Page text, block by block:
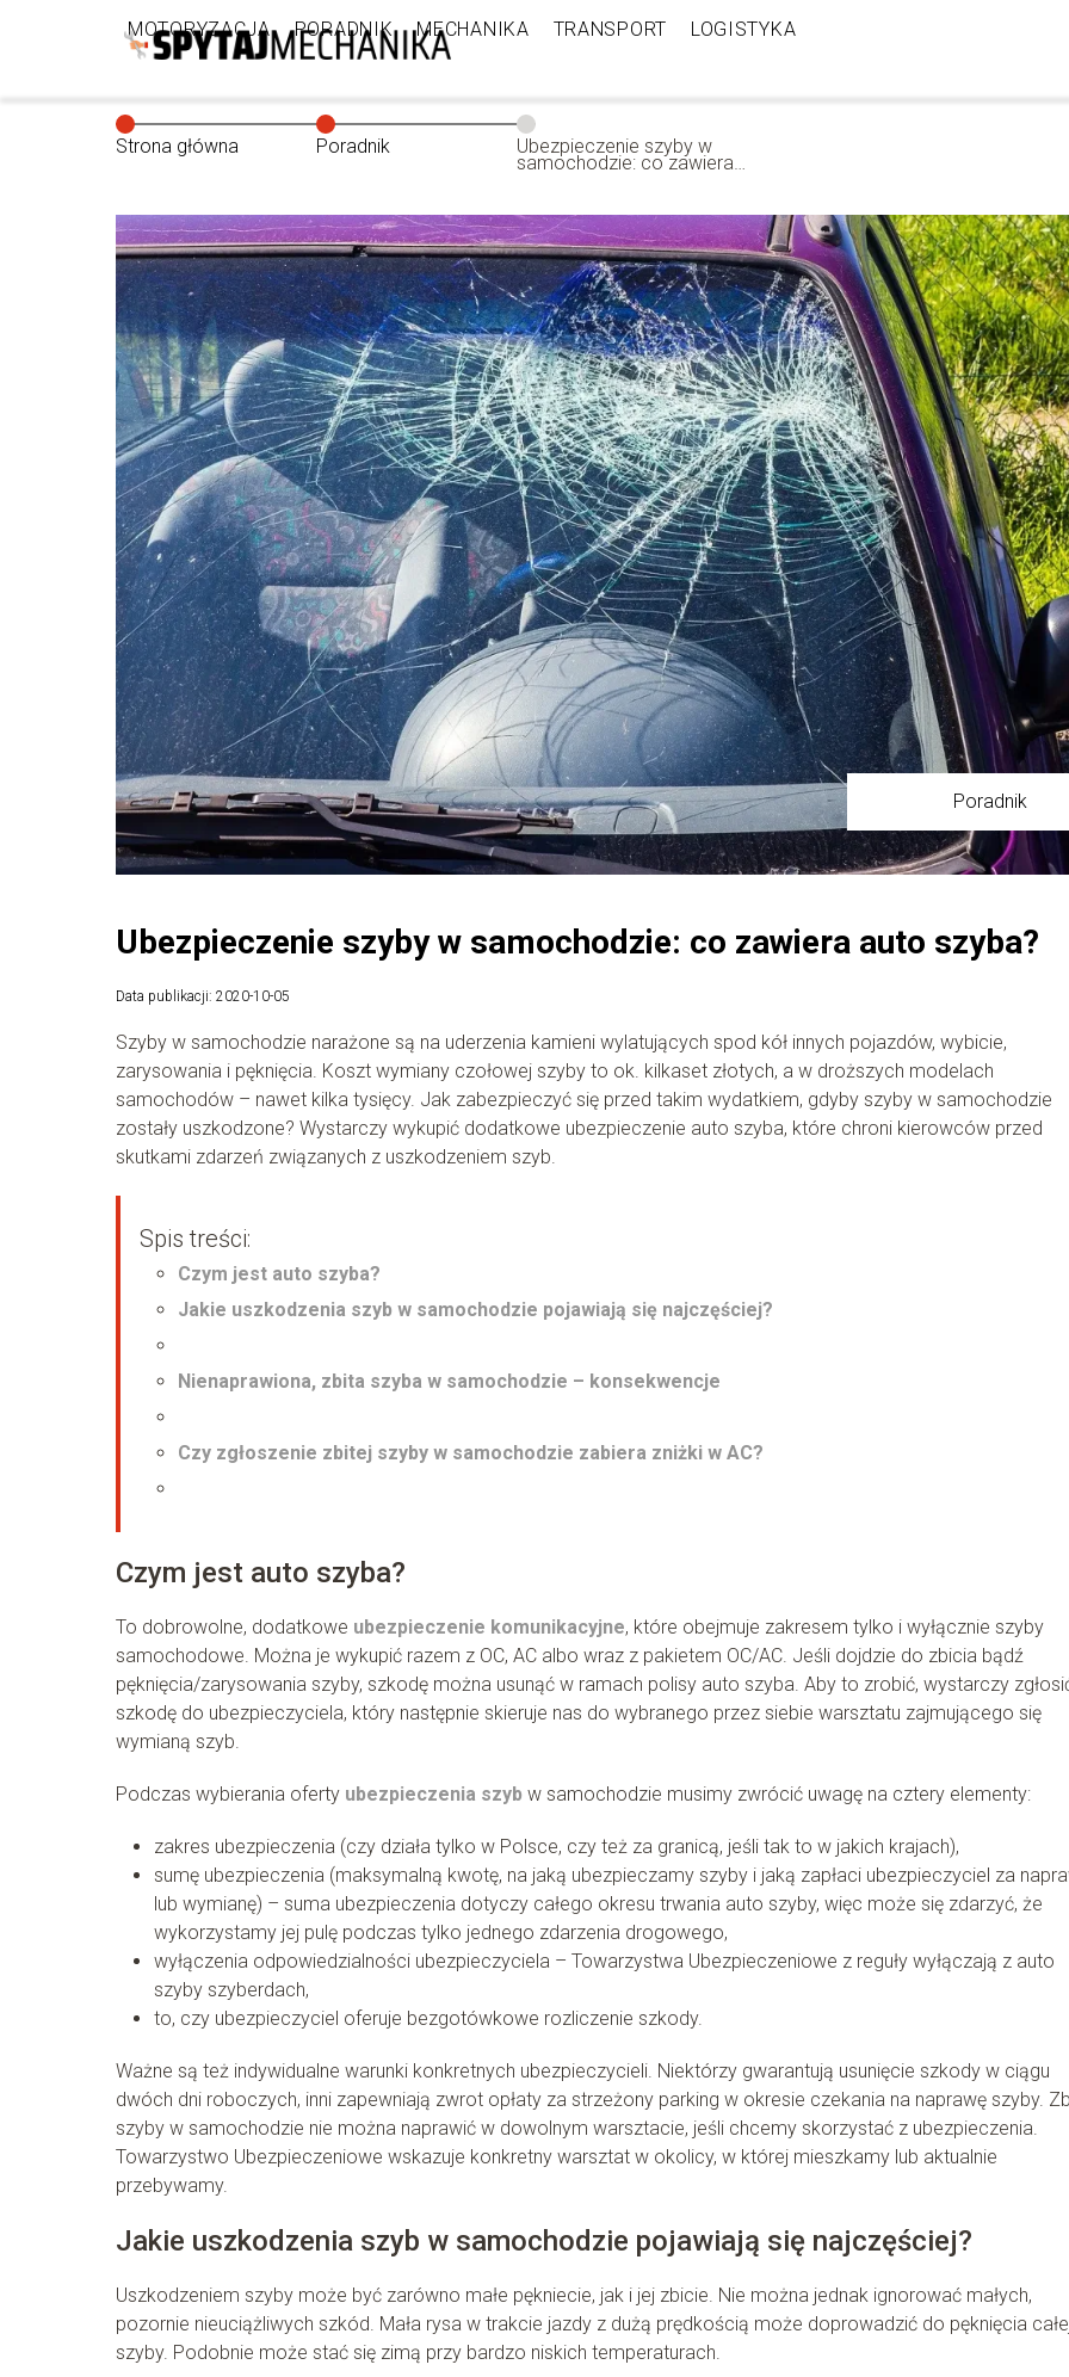
MOTORYZACJA PORADNIK MECHANIKA TRANSPORT LOGISTYKA
Strona główna Poradnik Ubezpieczenie szyby w
samochodzie: co zawiera
Poradnik
Ubezpieczenie szyby w samochodzie: co zawiera auto szyba?
Data publikacji: 2020-10-05
Szyby w samochodzie narażone są na uderzenia kamieni wylatujących spod kół innych pojazdów, wybicie,
zarysowania i pęknięcia. Koszt wymiany czołowej szyby to ok. kilkaset złotych, a w droższych modelach
samochodów – nawet kilka tysięcy. Jak zabezpieczyć się przed takim wydatkiem, gdyby szyby w samochodzie
zostały uszkodzone? Wystarczy wykupić dodatkowe ubezpieczenie auto szyba, które chroni kierowców przed
skutkami zdarzeń związanych z uszkodzeniem szyb.
Spis treści:
Czym jest auto szyba?
Jakie uszkodzenia szyb w samochodzie pojawiają się najczęściej?
Nienaprawiona, zbita szyba w samochodzie – konsekwencje
Czy zgłoszenie zbitej szyby w samochodzie zabiera zniżki w AC?
Czym jest auto szyba?
To dobrowolne, dodatkowe ubezpieczenie komunikacyjne, które obejmuje zakresem tylko i wyłącznie szyby
samochodowe. Można je wykupić razem z OC, AC albo wraz z pakietem OC/AC. Jeśli dojdzie do zbicia bądź
pęknięcia/zarysowania szyby, szkodę można usunąć w ramach polisy auto szyba. Aby to zrobić, wystarczy
szkodę do ubezpieczyciela, który następnie skieruje nas do wybranego przez siebie warsztatu zajmującego się
wymianą szyb.
Podczas wybierania oferty ubezpieczenia szyb w samochodzie musimy zwrócić uwagę na cztery elementy:
zakres ubezpieczenia (czy działa tylko w Polsce, czy też za granicą, jeśli tak to w jakich krajach),
sumę ubezpieczenia (maksymalną kwotę, na jaką ubezpieczamy szyby i jaką zapłaci ubezpieczyciel za
lub wymianę) – suma ubezpieczenia dotyczy całego okresu trwania auto szyby, więc może się zdarzyć, że
wykorzystamy jej pulę podczas tylko jednego zdarzenia drogowego,
wyłączenia odpowiedzialności ubezpieczyciela – Towarzystwa Ubezpieczeniowe z reguły wyłączają z auto
szyby szyberdach,
to, czy ubezpieczyciel oferuje bezgotówkowe rozliczenie szkody.
Ważne są też indywidualne warunki konkretnych ubezpieczycieli. Niektórzy gwarantują usunięcie szkody w ciągu
dwóch dni roboczych, inni zapewniają zwrot opłaty za strzeżony parking w okresie czekania na naprawę szyby.
szyby w samochodzie nie można naprawić w dowolnym warsztacie, jeśli chcemy skorzystać z ubezpieczenia.
Towarzystwo Ubezpieczeniowe wskazuje konkretny warsztat w okolicy, w której mieszkamy lub aktualnie
przebywamy.
Jakie uszkodzenia szyb w samochodzie pojawiają się najczęściej?
Uszkodzeniem szyby może być zarówno małe pękniecie, jak i jej zbicie. Nie można jednak ignorować małych,
pozornie nieuciążliwych szkód. Mała rysa w trakcie jazdy z dużą prędkością może doprowadzić do pęknięcia
szyby. Podobnie może stać się zimą przy bardzo niskich temperaturach.